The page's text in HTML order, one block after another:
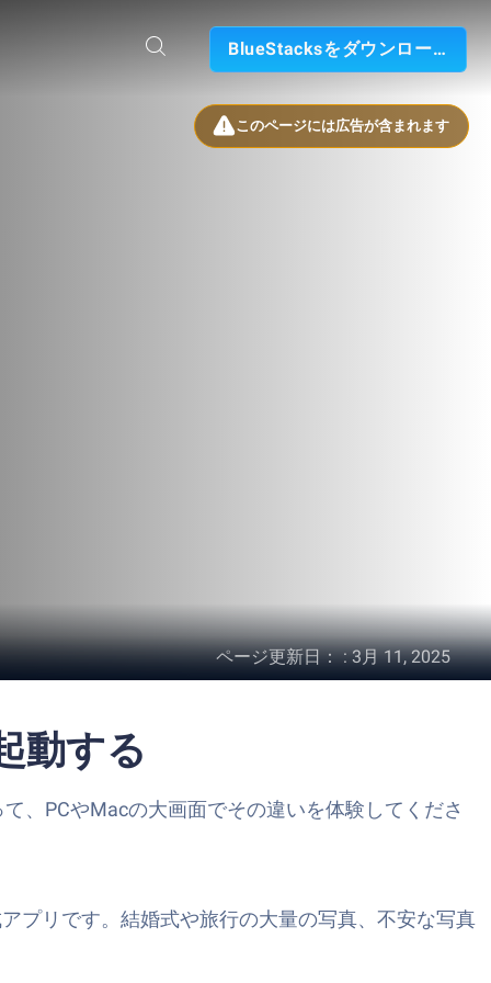
BlueStacksをダウンロード
このページには広告が含まれます
ページ更新日：:3月 11, 2025
動する
、PCやMacの大画面でその違いを体験してくださ
プリです。結婚式や旅行の大量の写真、不安な写真